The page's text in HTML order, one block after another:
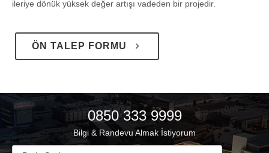
ileriye dönük yüksek değer artışı vadeden bir projedir.
ÖN TALEP FORMU
0850 333 9999
Bilgi & Randevu Almak İstiyorum